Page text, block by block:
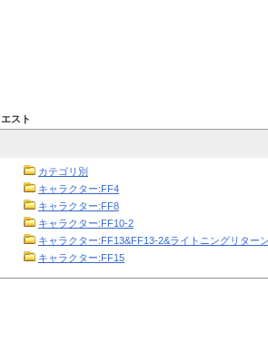
スト
カテゴリ別
キャラクター:FF4
キャラクター:FF8
キャラクター:FF10-2
キャラクター:FF13&FF13-2&ライトニングリター
キャラクター:FF15